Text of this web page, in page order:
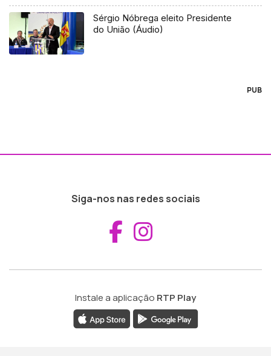
Sérgio Nóbrega eleito Presidente
do União (Áudio)
PUB
Siga-nos nas redes sociais
Aceder ao
Instale a aplicação RTP Play